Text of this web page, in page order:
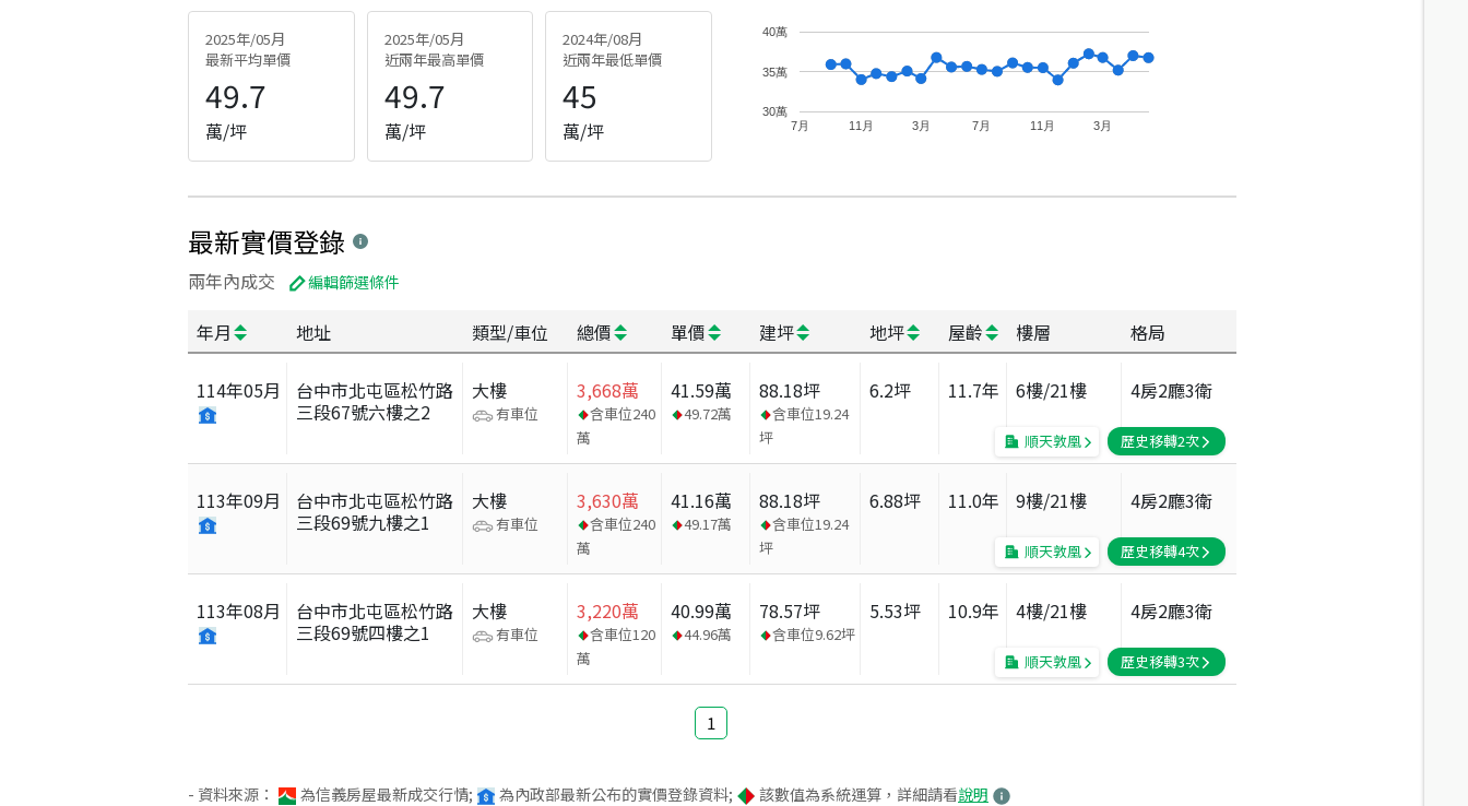
2025年/05月
最新平均單價
49.7
萬/坪
2025年/05月
近兩年最高單價
49.7
萬/坪
2024年/08月
近兩年最低單價
45
萬/坪 7月 11月 3月 7月 11月 3月
30萬
35萬
40萬
最新實價登錄
兩年內成交 編輯篩選條件
年月 地址 類型/車位 總價 單價 建坪 地坪 屋齡 樓層 格局
114年05月
台中市北屯區松竹路
三段67號六樓之2
大樓
有車位
3,668萬
含車位240
萬
41.59萬
49.72萬
88.18坪
含車位19.24
坪
6.2坪 11.7年 6樓/21樓 4房2廳3衛
順天敦凰 歷史移轉2次
113年09月
台中市北屯區松竹路
三段69號九樓之1
大樓
有車位
3,630萬
含車位240
萬
41.16萬
49.17萬
88.18坪
含車位19.24
坪
6.88坪 11.0年 9樓/21樓 4房2廳3衛
順天敦凰 歷史移轉4次
113年08月
台中市北屯區松竹路
三段69號四樓之1
大樓
有車位
3,220萬
含車位120
萬
40.99萬
44.96萬
78.57坪
含車位9.62坪
5.53坪 10.9年 4樓/21樓 4房2廳3衛
順天敦凰 歷史移轉3次
1
- 資料來源： 為信義房屋最新成交行情; 為內政部最新公布的實價登錄資料; 該數值為系統運算，詳細請看說明